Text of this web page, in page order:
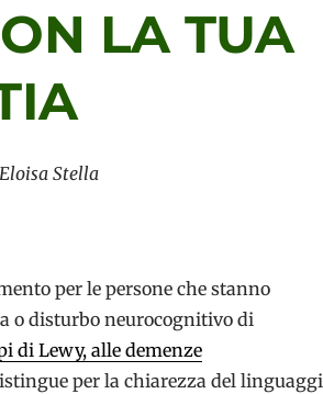
LA TUA
Stella
per le persone che stanno
o disturbo neurocognitivo di
di Lewy, alle demenze
per la chiarezza del